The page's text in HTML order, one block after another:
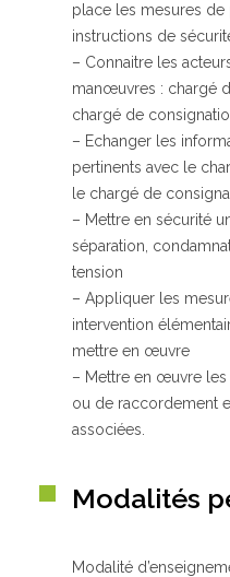
place les mesures
instructions de
– Connaitre les
manœuvres : chargé
chargé de
– Echanger les
pertinents avec le
le chargé de
– Mettre en sécurité
séparation,
tension
– Appliquer les
intervention
mettre en œuvre
– Mettre en œuvre
ou de raccordement
associées.
Modalités
Modalité